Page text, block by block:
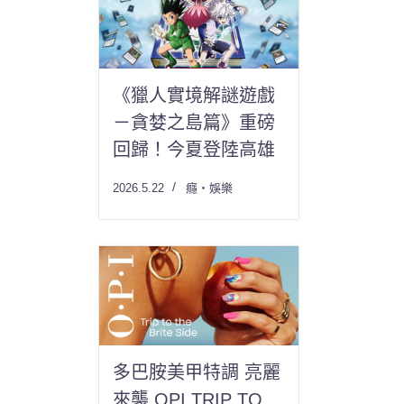
《獵人實境解謎遊戲
－貪婪之島篇》重磅
回歸！今夏登陸高雄
2026.5.22 癮・娛樂
多巴胺美甲特調 亮麗
來襲 OPI TRIP TO